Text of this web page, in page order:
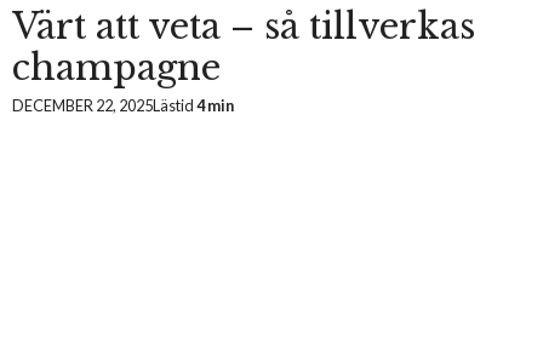
Värt att veta – så tillverkas
champagne
DECEMBER 22, 2025Lästid4 min